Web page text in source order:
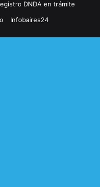
DNDA en trámite
Infobaires24